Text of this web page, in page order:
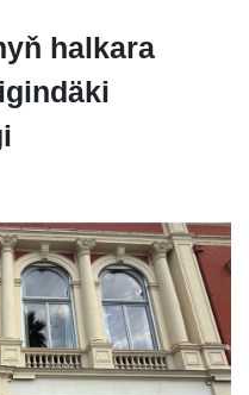
halkara